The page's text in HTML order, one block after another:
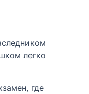
легко
где